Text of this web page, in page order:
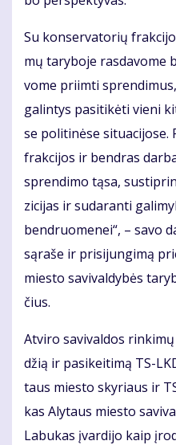
Su kon­ser­va­to­rių
mų ta­ry­bo­je ras­da­vo­me
vo­me pri­im­ti
ga­lin­tys pa­si­ti­kė­ti vie­ni
se po­li­ti­nė­se si­tu­a­ci­jo­se.
frak­ci­jos ir ben­dras
spren­di­mo tą­sa,
zi­ci­jas ir su­da­ran­ti
ben­druo­me­nei“, – sa­vo
są­ra­še ir pri­si­jun­gi­mą
mies­to sa­vi­val­dy­bės
čius.
At­vi­ro sa­vi­val­dos
džią ir pa­si­kei­ti­mą TS-
taus mies­to sky­riaus ir
kas Aly­taus mies­to
La­bu­kas įvar­di­jo kaip